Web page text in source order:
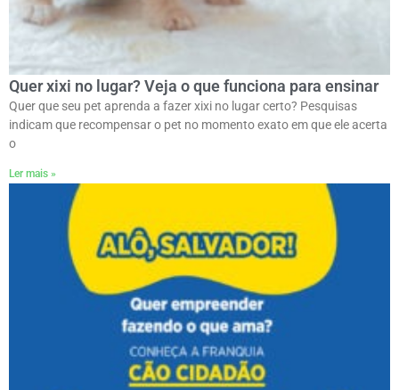
Quer xixi no lugar? Veja o que funciona para ensinar
Quer que seu pet aprenda a fazer xixi no lugar certo? Pesquisas
indicam que recompensar o pet no momento exato em que ele acerta
o
Ler mais »